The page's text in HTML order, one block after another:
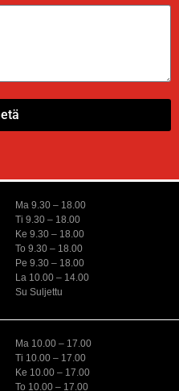
Ma 9.30 – 18.00
Ti 9.30 – 18.00
Ke 9.30 – 18.00
To 9.30 – 18.00
Pe 9.30 – 18.00
La 10.00 – 14.00
Su Suljettu
Ma 10.00 – 17.00
Ti 10.00 – 17.00
Ke 10.00 – 17.00
To 10.00 – 17.00